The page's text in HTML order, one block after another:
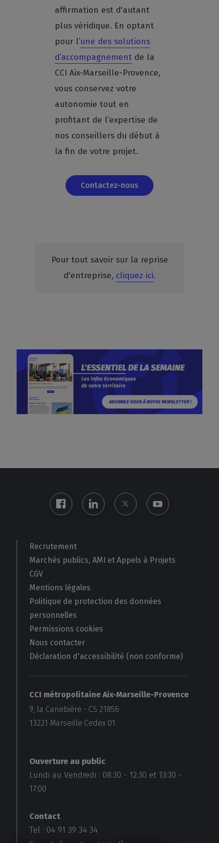
affirmation est d'autant
plus véridique. En optant
pour l’une des solutions
d’accompagnement de la
CCI Aix-Marseille-Provence,
vous conservez votre
autonomie tout en
profitant de l’expertise de
nos conseillers du début à
la fin de votre projet.
Contactez-nous
Pour tout savoir sur la reprise
d'entreprise, cliquez ici.
CCI métropolitaine Aix-Marseille-Provence
9, la Canebière - CS 21856
13221 Marseille Cedex 01
Ouverture au public
Lundi au Vendredi : 08:30 - 12:30 et 13:30 -
17:00
Contact
Tel : 04 91 39 34 34
Recrutement
Marchés publics, AMI et Appels à Projets
CGV
Mentions légales
Politique de protection des données
personnelles
Permissions cookies
Nous contacter
Déclaration d'accessibilité (non conforme)